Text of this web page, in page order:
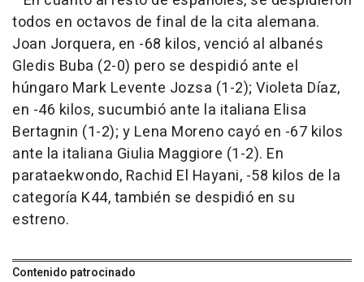
todos en octavos de final de la cita alemana.
Joan Jorquera, en -68 kilos, venció al albanés
Gledis Buba (2-0) pero se despidió ante el
húngaro Mark Levente Jozsa (1-2); Violeta Díaz,
en -46 kilos, sucumbió ante la italiana Elisa
Bertagnin (1-2); y Lena Moreno cayó en -67 kilos
ante la italiana Giulia Maggiore (1-2). En
parataekwondo, Rachid El Hayani, -58 kilos de la
categoría K44, también se despidió en su
estreno.
Contenido patrocinado